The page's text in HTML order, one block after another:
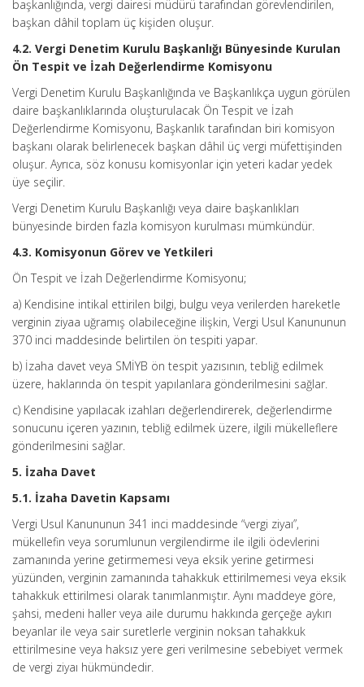
başkanlığında, vergi dairesi müdürü tarafından görevlendirilen,
başkan dâhil toplam üç kişiden oluşur.
4.2. Vergi Denetim Kurulu Başkanlığı Bünyesinde Kurulan
Ön Tespit ve İzah Değerlendirme Komisyonu
Vergi Denetim Kurulu Başkanlığında ve Başkanlıkça uygun görülen
daire başkanlıklarında oluşturulacak Ön Tespit ve İzah
Değerlendirme Komisyonu, Başkanlık tarafından biri komisyon
başkanı olarak belirlenecek başkan dâhil üç vergi müfettişinden
oluşur. Ayrıca, söz konusu komisyonlar için yeteri kadar yedek
üye seçilir.
Vergi Denetim Kurulu Başkanlığı veya daire başkanlıkları
bünyesinde birden fazla komisyon kurulması mümkündür.
4.3. Komisyonun Görev ve Yetkileri
Ön Tespit ve İzah Değerlendirme Komisyonu;
a) Kendisine intikal ettirilen bilgi, bulgu veya verilerden hareketle
verginin ziyaa uğramış olabileceğine ilişkin, Vergi Usul Kanununun
370 inci maddesinde belirtilen ön tespiti yapar.
b) İzaha davet veya SMİYB ön tespit yazısının, tebliğ edilmek
üzere, haklarında ön tespit yapılanlara gönderilmesini sağlar.
c) Kendisine yapılacak izahları değerlendirerek, değerlendirme
sonucunu içeren yazının, tebliğ edilmek üzere, ilgili mükelleflere
gönderilmesini sağlar.
5. İzaha Davet
5.1. İzaha Davetin Kapsamı
Vergi Usul Kanununun 341 inci maddesinde “vergi ziyaı”,
mükellefin veya sorumlunun vergilendirme ile ilgili ödevlerini
zamanında yerine getirmemesi veya eksik yerine getirmesi
yüzünden, verginin zamanında tahakkuk ettirilmemesi veya eksik
tahakkuk ettirilmesi olarak tanımlanmıştır. Aynı maddeye göre,
şahsi, medeni haller veya aile durumu hakkında gerçeğe aykırı
beyanlar ile veya sair suretlerle verginin noksan tahakkuk
ettirilmesine veya haksız yere geri verilmesine sebebiyet vermek
de vergi ziyaı hükmündedir.